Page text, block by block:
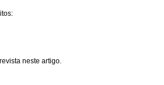
neste artigo.